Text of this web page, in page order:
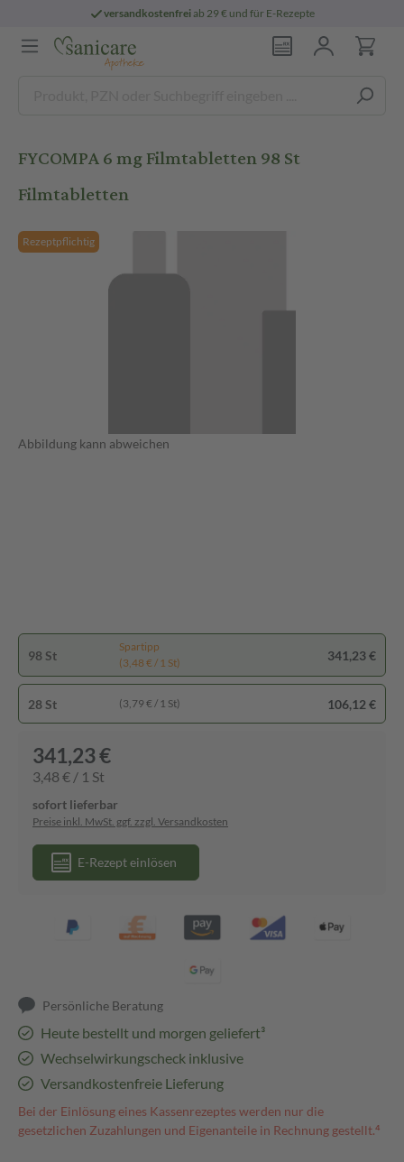
versandkostenfreiab 29 € und für E-Rezepte
FYCOMPA 6 mg Filmtabletten 98 St
Filmtabletten
Rezeptpflichtig
Abbildung kann abweichen
98 St
Spartipp
(3,48 € / 1 St)
341,23 €
28 St (3,79 € / 1 St) 106,12 €
341,23 €
3,48 € / 1 St
sofort lieferbar
Preise inkl. MwSt. ggf. zzgl. Versandkosten
E-Rezept einlösen
Persönliche Beratung
Heute bestellt und morgen geliefert³
Wechselwirkungscheck inklusive
Versandkostenfreie Lieferung
Bei der Einlösung eines Kassenrezeptes werden nur die
gesetzlichen Zuzahlungen und Eigenanteile in Rechnung gestellt.⁴